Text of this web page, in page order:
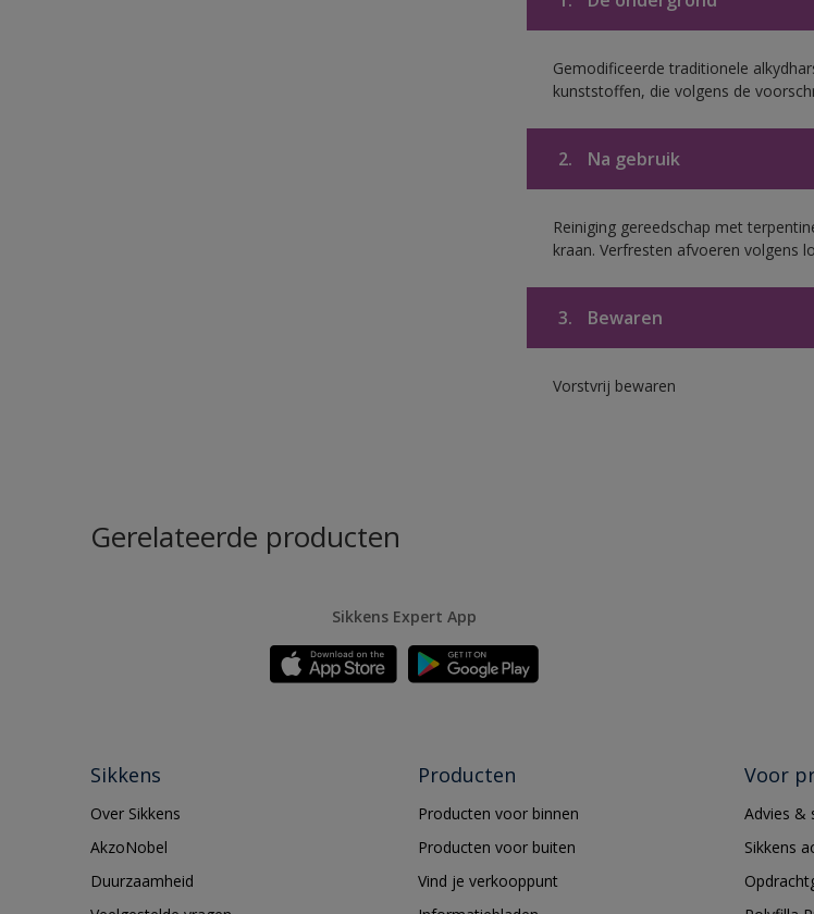
Gemodificeerde traditionele
kunststoffen, die volgens de
2. Na gebruik
Reiniging gereedschap met
kraan. Verfresten afvoeren volgens
3. Bewaren
Vorstvrij bewaren
Gerelateerde producten
Sikkens Expert App
Sikkens
Over Sikkens
AkzoNobel
Duurzaamheid
Producten
Producten voor binnen
Producten voor buiten
Vind je verkooppunt
Voor
Advies &
Sikkens